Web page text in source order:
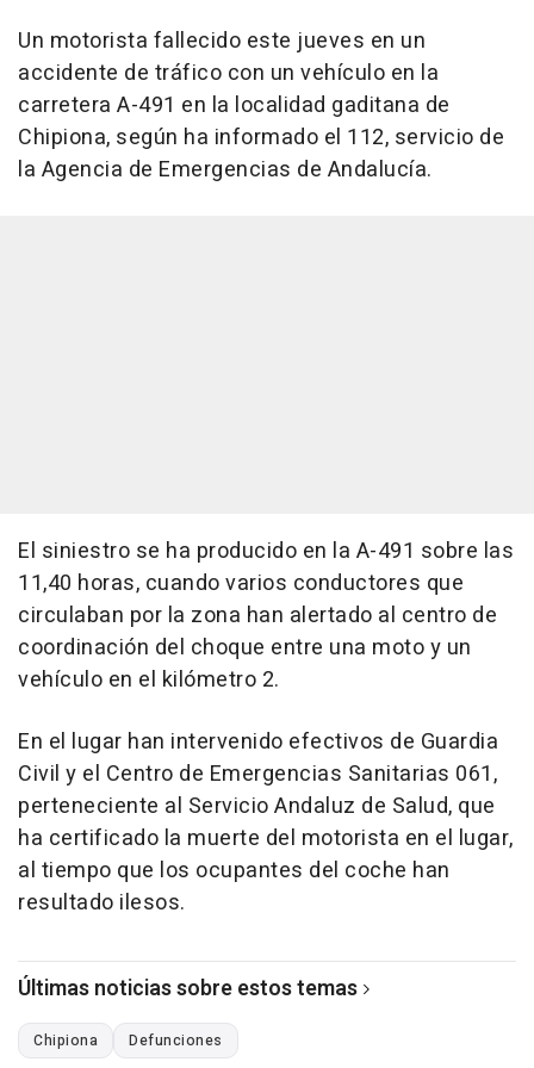
Un motorista fallecido este jueves en un
accidente de tráfico con un vehículo en la
carretera A-491 en la localidad gaditana de
Chipiona, según ha informado el 112, servicio de
la Agencia de Emergencias de Andalucía.
El siniestro se ha producido en la A-491 sobre las
11,40 horas, cuando varios conductores que
circulaban por la zona han alertado al centro de
coordinación del choque entre una moto y un
vehículo en el kilómetro 2.
En el lugar han intervenido efectivos de Guardia
Civil y el Centro de Emergencias Sanitarias 061,
perteneciente al Servicio Andaluz de Salud, que
ha certificado la muerte del motorista en el lugar,
al tiempo que los ocupantes del coche han
resultado ilesos.
Últimas noticias sobre estos temas
Chipiona Defunciones